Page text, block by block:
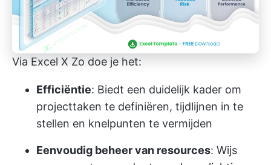
Via Excel X Zo doe je het:
Efficiëntie: Biedt een duidelijk kader om
projecttaken te definiëren, tijdlijnen in te
stellen en knelpunten te vermijden
Eenvoudig beheer van resources: Wijs